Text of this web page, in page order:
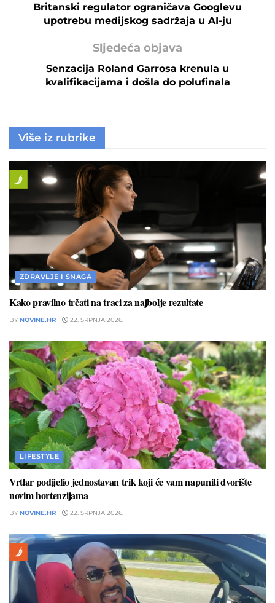
Britanski regulator ograničava Googlevu
upotrebu medijskog sadržaja u AI-ju
Sljedeća objava
Senzacija Roland Garrosa krenula u
kvalifikacijama i došla do polufinala
Više iz rubrike
ZDRAVLJE I SNAGA
Kako pravilno trčati na traci za najbolje rezultate
BY NOVINE.HR 22. SRPNJA 2026.
LIFESTYLE
Vrtlar podijelio jednostavan trik koji će vam napuniti dvorište
novim hortenzijama
BY NOVINE.HR 22. SRPNJA 2026.